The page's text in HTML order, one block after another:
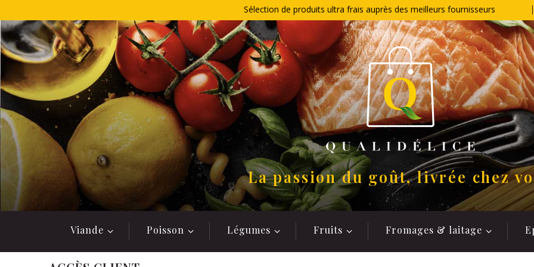
au
contenu
Sélection de produits ultra frais auprès des meilleurs fournisseurs
La passion du goût, livrée chez
Viande Poisson Légumes Fruits Fromages & laitage